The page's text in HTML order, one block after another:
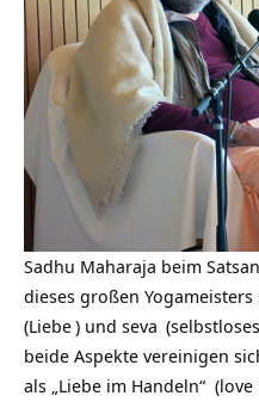
Sadhu Maharaja beim
dieses großen
(Liebe) und seva
beide Aspekte vereinigen
als „Liebe im Handeln“